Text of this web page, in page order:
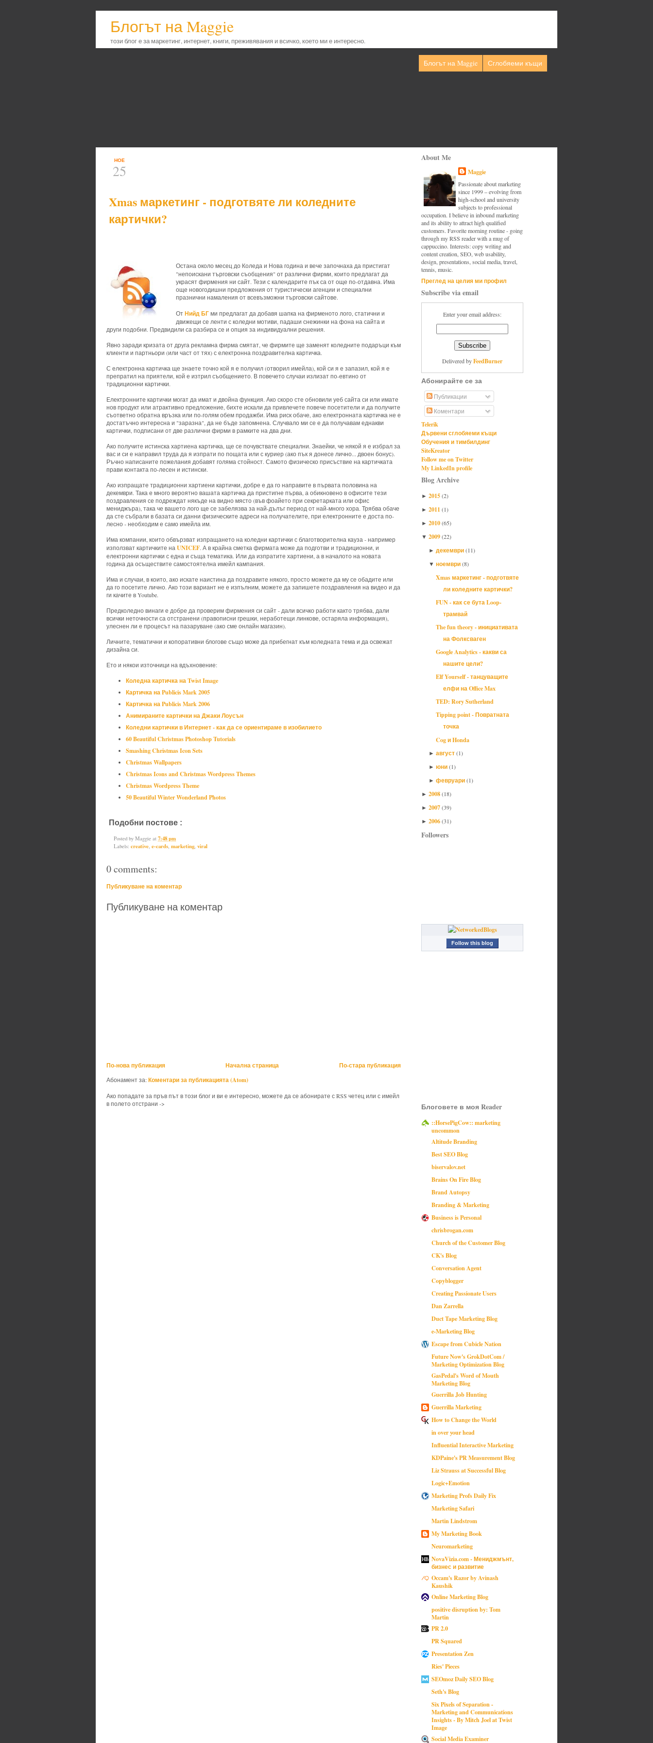
Блогът на Maggie
този блог е за маркетинг, интернет, книги, преживявания и всичко, което ми е интересно.
Блогът на Maggie Сглобяеми къщи
НОЕ
25
Xmas маркетинг - подготвяте ли коледните
картички?
Остана около месец до Коледа и Нова година и вече започнаха да пристигат
"непоискани търговски съобщения" от различни фирми, които предлагат да
украсят фирмения ни сайт. Тези с календарите пък са от още по-отдавна. Има
още новогодишни предложения от туристически агенции и специални
празнични намаления от всевъзможни търговски сайтове.
ОтНийд БГми предлагат да добавя шапка на фирменото лого, статични и
движещи се ленти с коледни мотиви, падаши снежинки на фона на сайта и
други подобни. Предвидили са разбира се и опция за индивидуални решения.
Явно заради кризата от друга рекламна фирма смятат, че фирмите ще заменят коледните подаръци към
клиенти и партньори (или част от тях) с електронна поздравителна картичка.
С електронна картичка ще знаете точно кой я е получил (отворил имейла), кой си я е запазил, кой я е
препратил на приятели, кой е изтрил съобщението. В повечето случаи излизат по-евтино от
традиционни картички.
Електронните картички могат да имат и двойна функция. Ако скоро сте обновили уеб сайта си или имате
нов продукт или атрактивно предложение, бихте искали да привлечете повече посетители и да получите
съответно обратна връзка или по-голям обем продажби. Има риск обаче, ако електронната картичка не е
достатъчно интересна и "заразна", да не бъде запомнена. Случвало ми се е да получавам еднакви
картички, подписани от две различни фирми в рамките на два дни.
Ако получите истинска хартиена картичка, ще се почувствате специални. Знаейки, че някой я е избрал за
вас и си е направил труда да я изпрати по пощата или с куриер (ако пък я донесе лично... двоен бонус).
Ръчно написаните пожелания добавят голяма стойност. Самото физическо присъствие на картичката
прави контакта по-лесен и истински.
Ако изпращате традиционни хартиени картички, добре е да го направите в първата половина на
декември. Така е много вероятно вашата картичка да пристигне първа, а обикновено в офисите тези
поздравления се подреждат някъде на видно място (във фоайето при секретарката или офис
мениджъра), така че вашето лого ще се забелязва за най-дълъг период от най-много хора. Трябва обаче
да сте събрали в базата си данни физическите адреси на получателите, при електронните е доста по-
лесно - необходим е само имейла им.
Има компании, които обвързват изпращането на коледни картички с благотворителна кауза - например
използват картичките на UNICEF. А в крайна сметка фирмата може да подготви и традиционни, и
електронни картички с една и съща тематика. Или да изпратите хартиени, а в началото на новата
година да осъществите самостоятелна имейл кампания.
Има и случаи, в които, ако искате наистина да поздравите някого, просто можете да му се обадите или
да го посетите лично. Ако този вариант не е изпълним, можете да запишете поздравления на видео и да
ги качите в Youtube.
Предколедно винаги е добре да проверим фирмения си сайт - дали всичко работи както трябва, дали
всички неточности са отстранени (правописни грешки, неработещи линкове, остаряла информация),
улеснен ли е процесът на пазаруване (ако сме онлайн магазин).
Личните, тематични и копоративни блогове също може да прибегнат към коледната тема и да освежат
дизайна си.
Ето и някои източници на вдъхновение:
Коледна картичка на Twist Image
Картичка на Publicis Mark 2005
Картичка на Publicis Mark 2006
Анимираните картички на Джаки Лоусън
Коледни картички в Интернет - как да се ориентираме в изобилието
60 Beautiful Christmas Photoshop Tutorials
Smashing Christmas Icon Sets
Christmas Wallpapers
Christmas Icons and Christmas Wordpress Themes
Christmas Wordpress Theme
50 Beautiful Winter Wonderland Photos
Подобни постове :
Posted by Maggie at 7:48 pm
Labels: creative, e-cards, marketing, viral
0 comments:
Публикуване на коментар
Публикуване на коментар
По-нова публикация По-стара публикация
Начална страница
Абонамент за:Коментари за публикацията (Atom)
Ако попадате за пръв път в този блог и ви е интересно, можете да се абонирате с RSS четец или с имейл
в полето отстрани ->
About Me
Maggie
Passionate about marketing
since 1999 – evolving from
high-school and university
subjects to professional
occupation. I believe in inbound marketing
and its ability to attract high qualified
customers. Favorite morning routine - going
through my RSS reader with a mug of
cappuccino. Interests: copy writing and
content creation, SEO, web usability,
design, presentations, social media, travel,
tennis, music.
Преглед на целия ми профил
Subscribe via email
Enter your email address:
Delivered byFeedBurner
Абонирайте се за
Публикации
Коментари
Telerik
Дървени сглобяеми къщи
Обучения и тимбилдинг
SiteKreator
Follow me on Twitter
My LinkedIn profile
Blog Archive
► 2015(2)
► 2011(1)
► 2010(65)
▼ 2009(22)
► декември(11)
▼ ноември(8)
Xmas маркетинг - подготвяте
ли коледните картички?
FUN - как се бута Loop-
трамвай
The fun theory - инициативата
на Фолксваген
Google Analytics - какви са
нашите цели?
Elf Yourself - танцуващите
елфи на Office Max
TED: Rory Sutherland
Tipping point - Повратната
точка
Cog и Honda
► август(1)
► юни(1)
► февруари(1)
► 2008(18)
► 2007(39)
► 2006(31)
Followers
Follow this blog
Блоговете в моя Reader
::HorsePigCow:: marketing
uncommon
Altitude Branding
Best SEO Blog
biservalov.net
Brains On Fire Blog
Brand Autopsy
Branding & Marketing
Business is Personal
chrisbrogan.com
Church of the Customer Blog
CK's Blog
Conversation Agent
Copyblogger
Creating Passionate Users
Dan Zarrella
Duct Tape Marketing Blog
e-Marketing Blog
Escape from Cubicle Nation
Future Now's GrokDotCom /
Marketing Optimization Blog
GasPedal's Word of Mouth
Marketing Blog
Guerrilla Job Hunting
Guerrilla Marketing
How to Change the World
in over your head
Influential Interactive Marketing
KDPaine's PR Measurement Blog
Liz Strauss at Successful Blog
Logic+Emotion
Marketing Profs Daily Fix
Marketing Safari
Martin Lindstrom
My Marketing Book
Neuromarketing
NovaVizia.com - Мениджмънт,
бизнес и развитие
Occam's Razor by Avinash
Kaushik
Online Marketing Blog
positive disruption by: Tom
Martin
PR 2.0
PR Squared
Presentation Zen
Ries' Pieces
SEOmoz Daily SEO Blog
Seth's Blog
Six Pixels of Separation -
Marketing and Communications
Insights - By Mitch Joel at Twist
Image
Social Media Examiner